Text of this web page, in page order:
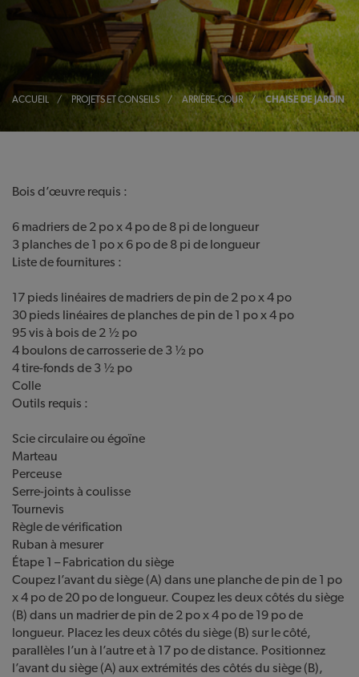
ACCUEIL / PROJETS ET CONSEILS / ARRIÈRE-COUR / CHAISE DE JARDIN
Bois d’œuvre requis :
6 madriers de 2 po x 4 po de 8 pi de longueur
3 planches de 1 po x 6 po de 8 pi de longueur
Liste de fournitures :
17 pieds linéaires de madriers de pin de 2 po x 4 po
30 pieds linéaires de planches de pin de 1 po x 4 po
95 vis à bois de 2 ½ po
4 boulons de carrosserie de 3 ½ po
4 tire-fonds de 3 ½ po
Colle
Outils requis :
Scie circulaire ou égoïne
Marteau
Perceuse
Serre-joints à coulisse
Tournevis
Règle de vérification
Ruban à mesurer
Étape 1 – Fabrication du siège
Coupez l’avant du siège (A) dans une planche de pin de 1 po
x 4 po de 20 po de longueur. Coupez les deux côtés du siège
(B) dans un madrier de pin de 2 po x 4 po de 19 po de
longueur. Placez les deux côtés du siège (B) sur le côté,
parallèles l’un à l’autre et à 17 po de distance. Positionnez
l’avant du siège (A) aux extrémités des côtés du siège (B),